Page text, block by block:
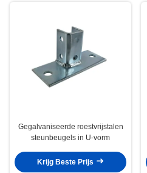
Gegalvaniseerde roestvrijstalen
steunbeugels in U-vorm
Krijg Beste Prijs